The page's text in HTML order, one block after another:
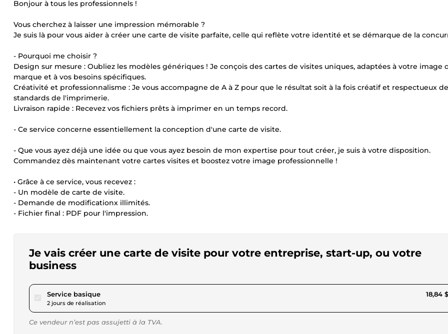
Bonjour à tous les professionnels !
Vous cherchez à laisser une impression mémorable ?
Je suis là pour vous aider à créer une carte de visite parfaite, celle qui reflète votre identité et se démarque de la
- Pourquoi me choisir ?
Design sur mesure : Oubliez les modèles génériques ! Je conçois des cartes de visites uniques, adaptées à votre image
marque et à vos besoins spécifiques.
Créativité et professionnalisme : Je vous accompagne de A à Z pour que le résultat soit à la fois créatif et respectueux
standards de l'imprimerie.
Livraison rapide : Recevez vos fichiers prêts à imprimer en un temps record.
- Ce service concerne essentiellement la conception d'une carte de visite.
- Que vous ayez déjà une idée ou que vous ayez besoin de mon expertise pour tout créer, je suis à votre disposition.
Commandez dès maintenant votre cartes visites et boostez votre image professionnelle !
• Grâce à ce service, vous recevez :
- Un modèle de carte de visite.
- Demande de modificationx illimités.
- Fichier final : PDF pour l'impression.
Je vais créer une carte de visite pour votre entreprise, start-up, ou votre
business
Service basiquepour 17,36 $US
2 jours de réalisation
18,84
Ce vendeur n’est pas assujetti à la TVA.